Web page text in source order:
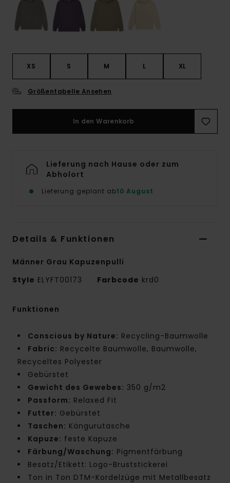
XS S M L XL
Größentabelle Ansehen
In den Warenkorb
Lieferung nach Hause oder zum
Abholort
Lieferung geplant ab10 August
Details & Funktionen
Männer Grau Kapuzenpulli
Style ELYFT00173 Farbcode krd0
Funktionen
Conscious by Nature: Recycling-Baumwolle
Fabric: Recycelte Baumwolle, Baumwolle,
Recyceltes Polyester
Gebürstet
Gewicht des Gewebes: 350 g/m2
Passform: Relaxed Fit
Futter: Gebürstet
Taschen: Kängurutasche
Kapuze: feste Kapuze
Färbung/Waschung: Pigmentfärbung
Besatz/Etikett: Logo-Bruststickerei
Ton in Ton DTM-Kordelzüge mit Metallbesatz